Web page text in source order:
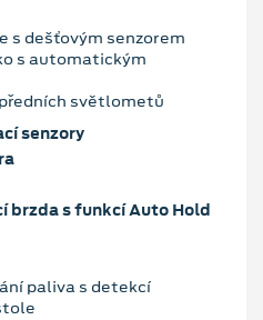
s dešťovým senzorem
s automatickým
světlometů
senzory
brzda s funkcí Auto Hold
paliva s detekcí